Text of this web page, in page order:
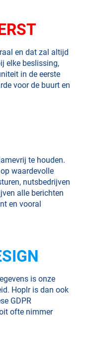
en dat zal altijd
elke beslissing,
in de eerste
voor de buurt en
te houden.
waardevolle
nutsbedrijven
alle berichten
en vooral
is onze
Hoplr is dan ook
GDPR
ofte nimmer